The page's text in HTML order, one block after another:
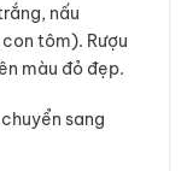
nấu
tôm). Rượu
màu đỏ đẹp.
sang